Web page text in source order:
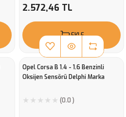
2.572,46 TL
EKLE
Opel Corsa B 1.4 - 1.6 Benzinli
Oksijen Sensörü Delphi Marka
(0.0 )